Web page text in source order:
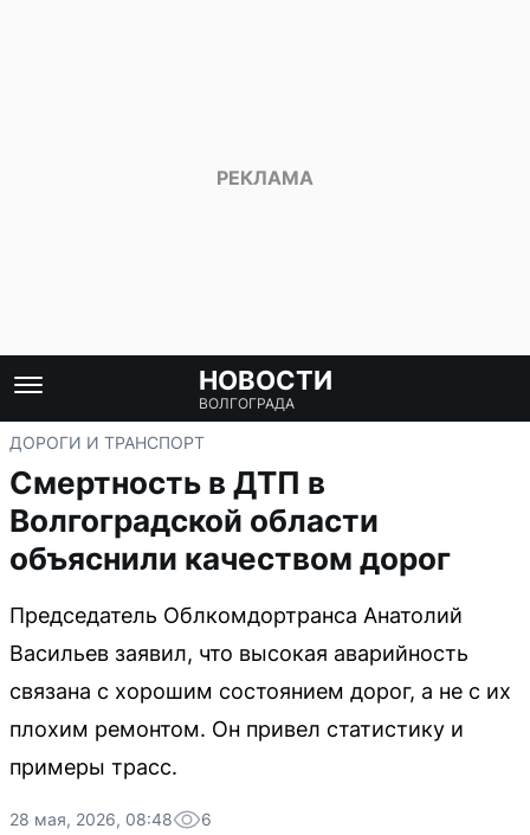
НОВОСТИ
ВОЛГОГРАДА
ДОРОГИ И ТРАНСПОРТ
Смертность в ДТП в
Волгоградской области
объяснили качеством дорог
Председатель Облкомдортранса Анатолий
Васильев заявил, что высокая аварийность
связана с хорошим состоянием дорог, а не с их
плохим ремонтом. Он привел статистику и
примеры трасс.
28 мая, 2026, 08:48 6